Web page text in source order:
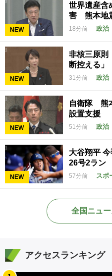
NEW
世界遺産含
害 熊本地
18分前 政治
NEW
非核三原則
断控える」
31分前 政治
NEW
自衛隊 熊
設置支援
51分前 政治
NEW
大谷翔平
26号2ラン
57分前 スポ
全国ニュ
アクセスランキング